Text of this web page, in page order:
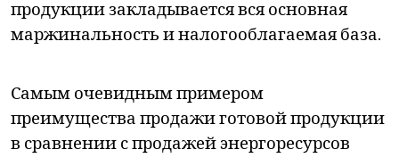
продукции закладывается вся основная
маржинальность и налогооблагаемая база.
Самым очевидным примером
преимущества продажи готовой продукции
в сравнении с продажей энергоресурсов